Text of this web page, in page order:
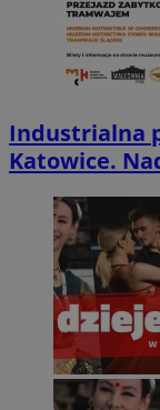
Industrialna
Katowice.